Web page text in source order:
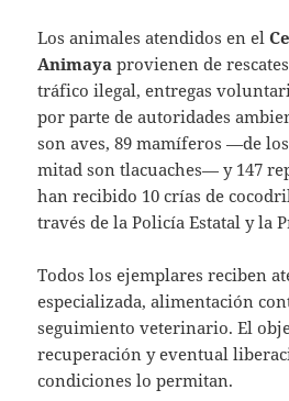
Los animales atendidos en el
Animaya provienen de
tráfico ilegal, entregas
por parte de autoridades
son aves, 89 mamíferos —de
mitad son tlacuaches— y 147
han recibido 10 crías de
través de la Policía Estatal y la
Todos los ejemplares reciben
especializada, alimentación
seguimiento veterinario. El
recuperación y eventual
condiciones lo permitan.